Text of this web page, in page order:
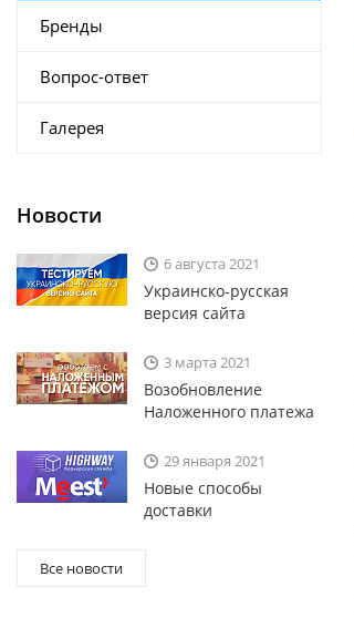
Бренды
Вопрос-ответ
Галерея
Новости
6 августа 2021
Украинско-русская
версия сайта
3 марта 2021
Возобновление
Наложенного платежа
29 января 2021
Новые способы
доставки
Все новости